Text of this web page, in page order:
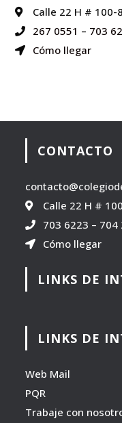
Calle 22 H # 100-
267 0551 – 703
Cómo llegar
CONTACTO
Calle 22 H #
703 6223 – 704
Cómo llegar
LINKS DE
LINKS DE
Web Mail
PQR
Trabaje con